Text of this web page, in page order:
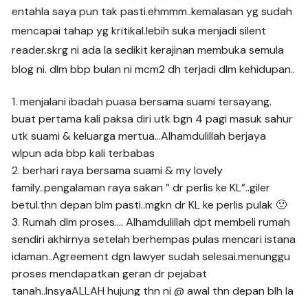
entahla saya pun tak pasti.ehmmm..kemalasan yg sudah
mencapai tahap yg kritikal.lebih suka menjadi silent
reader.skrg ni ada la sedikit kerajinan membuka semula
blog ni. dlm bbp bulan ni mcm2 dh terjadi dlm kehidupan..
1. menjalani ibadah puasa bersama suami tersayang.
buat pertama kali paksa diri utk bgn 4 pagi masuk sahur
utk suami & keluarga mertua…Alhamdulillah berjaya
wlpun ada bbp kali terbabas
2. berhari raya bersama suami & my lovely
family..pengalaman raya sakan ” dr perlis ke KL”..giler
betul.thn depan blm pasti..mgkn dr KL ke perlis pulak 🙂
3. Rumah dlm proses…. Alhamdulillah dpt membeli rumah
sendiri akhirnya setelah berhempas pulas mencari istana
idaman..Agreement dgn lawyer sudah selesai.menunggu
proses mendapatkan geran dr pejabat
tanah..InsyaALLAH hujung thn ni @ awal thn depan blh la